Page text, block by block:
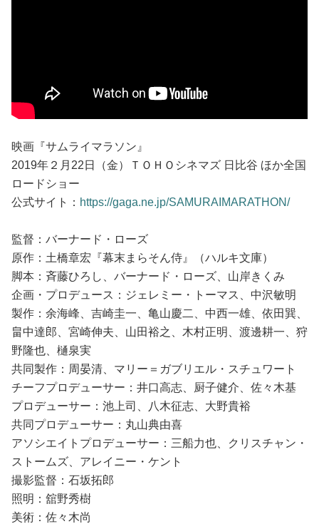
映画『サムライマラソン』
2019年２月22日（金）ＴＯＨＯシネマズ 日比谷 ほか全国
ロードショー
公式サイト： https://gaga.ne.jp/SAMURAIMARATHON/
監督：バーナード・ローズ
原作：土橋章宏『幕末まらそん侍』（ハルキ文庫）
脚本：斉藤ひろし、バーナード・ローズ、山岸きくみ
企画・プロデュース：ジェレミー・トーマス、中沢敏明
製作：余海峰、吉崎圭一、亀山慶二、中西一雄、依田巽、
畠中達郎、宮崎伸夫、山田裕之、木村正明、渡邊耕一、狩
野隆也、樋泉実
共同製作：周晏清、マリー＝ガブリエル・スチュワート
チーフプロデューサー：井口高志、厨子健介、佐々木基
プロデューサー：池上司、八木征志、大野貴裕
共同プロデューサー：丸山典由喜
アソシエイトプロデューサー：三船力也、クリスチャン・
ストームズ、アレイニー・ケント
撮影監督：石坂拓郎
照明：舘野秀樹
美術：佐々木尚